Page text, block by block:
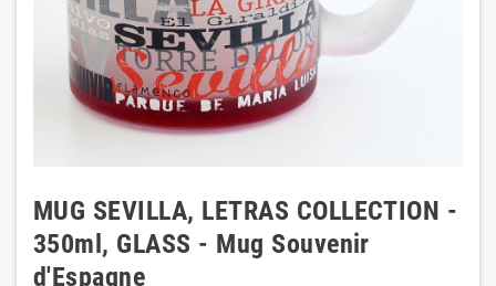
MUG SEVILLA, LETRAS COLLECTION -
350ml, GLASS - Mug Souvenir
d'Espagne